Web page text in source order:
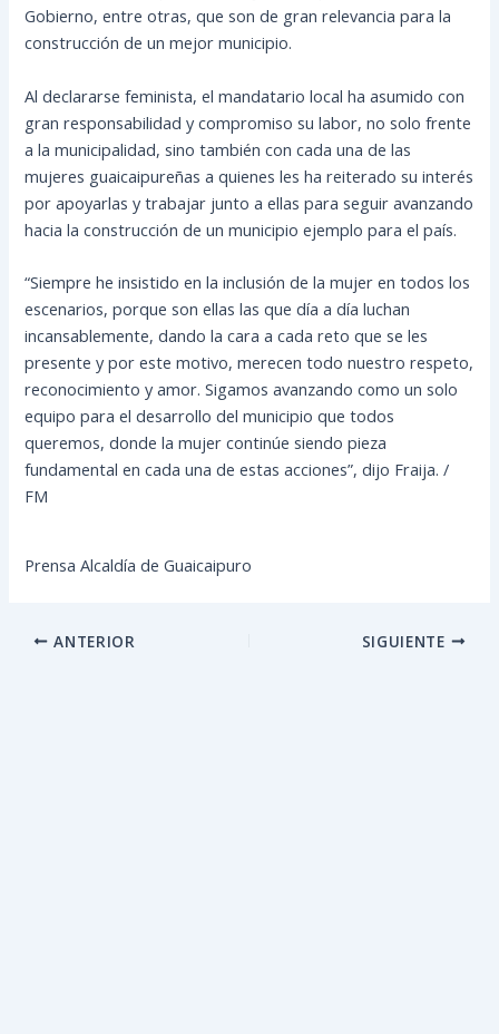
Gobierno, entre otras, que son de gran relevancia para la
construcción de un mejor municipio.
Al declararse feminista, el mandatario local ha asumido con
gran responsabilidad y compromiso su labor, no solo frente
a la municipalidad, sino también con cada una de las
mujeres guaicaipureñas a quienes les ha reiterado su interés
por apoyarlas y trabajar junto a ellas para seguir avanzando
hacia la construcción de un municipio ejemplo para el país.
“Siempre he insistido en la inclusión de la mujer en todos los
escenarios, porque son ellas las que día a día luchan
incansablemente, dando la cara a cada reto que se les
presente y por este motivo, merecen todo nuestro respeto,
reconocimiento y amor. Sigamos avanzando como un solo
equipo para el desarrollo del municipio que todos
queremos, donde la mujer continúe siendo pieza
fundamental en cada una de estas acciones”, dijo Fraija. /
FM
Prensa Alcaldía de Guaicaipuro
ANTERIOR SIGUIENTE